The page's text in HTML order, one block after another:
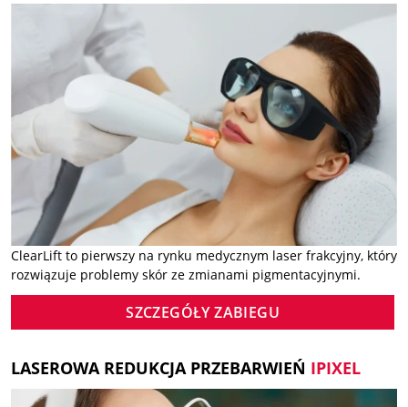
ClearLift to pierwszy na rynku medycznym laser frakcyjny, który
rozwiązuje problemy skór ze zmianami pigmentacyjnymi.
SZCZEGÓŁY ZABIEGU
LASEROWA REDUKCJA PRZEBARWIEŃ IPIXEL